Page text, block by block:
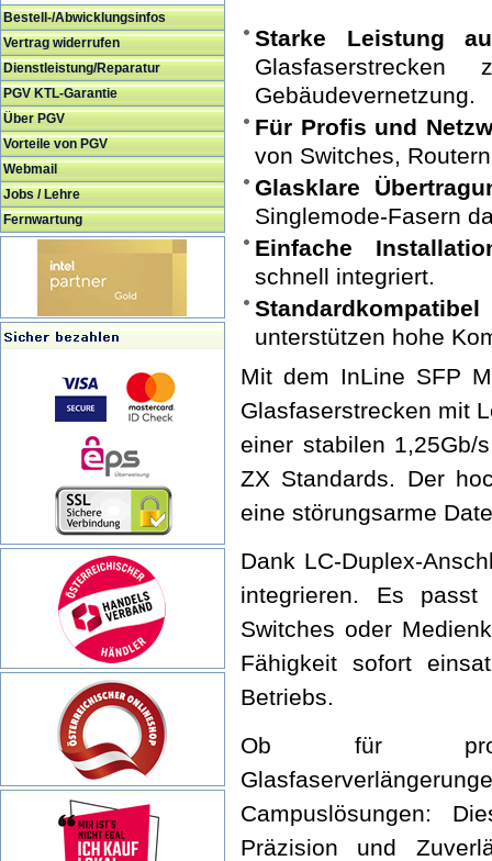
Bestell-/Abwicklungsinfos
Vertrag widerrufen
Dienstleistung/Reparatur
PGV KTL-Garantie
Über PGV
Vorteile von PGV
Webmail
Jobs / Lehre
Fernwartung
Starke Leistung
Gebäudevernetzung.
Für Profis und
von Switches,
Glasklare
Singlemode-Fasern
Einfache
schnell integriert.
unterstützen hohe
Mit dem InLine SFP
Glasfaserstrecken mit
einer stabilen 1,25Gb/
ZX Standards. Der
eine störungsarme
Dank LC-Duplex-
integrieren. Es
Switches oder
Fähigkeit sofort
Betriebs.
Ob für
Campuslösungen:
Präzision und